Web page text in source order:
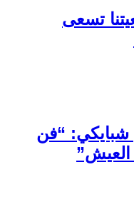
تسعى
شبايكي: “فن
العيش”